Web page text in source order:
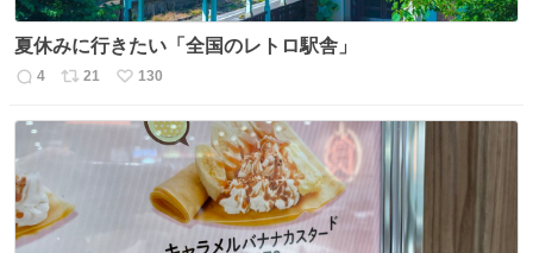
夏休みに行きたい「全国のレトロ駅舎」
返
4
リ
21
い
数
130